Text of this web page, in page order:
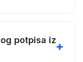
potpisa iz